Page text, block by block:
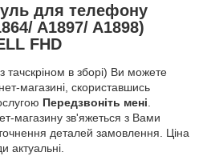
для телефону
A1897/ A1898)
FHD
в зборі) Ви можете
магазині, скориставшись
Передзвоніть мені.
магазину зв'яжеться з Вами
деталей замовлення. Ціна
актуальні.